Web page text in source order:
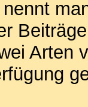
nennt
Arten